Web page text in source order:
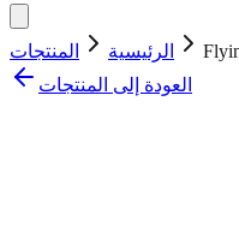
الرئيسية المنتجات
العودة إلى المنتجات